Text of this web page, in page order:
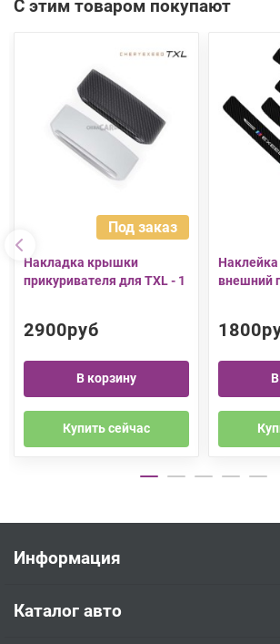
С этим товаром покупают
Под заказ
Накладка крышки
прикуривателя для TXL - 1
2900руб
В корзину
Купить сейчас
Наклейка
внешний
Информация
Каталог авто